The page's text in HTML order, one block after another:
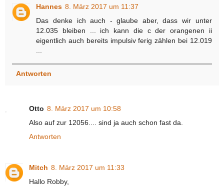
Hannes 8. März 2017 um 11:37
Das denke ich auch - glaube aber, dass wir unter
12.035 bleiben ... ich kann die c der orangenen ii
eigentlich auch bereits impulsiv ferig zählen bei 12.019
...
Antworten
Otto 8. März 2017 um 10:58
Also auf zur 12056.... sind ja auch schon fast da.
Antworten
Mitch 8. März 2017 um 11:33
Hallo Robby,